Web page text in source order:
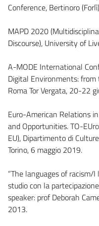
Conference, Bertinoro
MAPD 2020
Discourse), University of
A-MODE International
Digital Environments:
Roma Tor Vergata, 20-22
Euro-American Relations
and Opportunities. TO-
EU), Dipartimento di
Torino, 6 maggio 2019.
“The languages of racism/I
studio con la
speaker: prof Deborah
2013.